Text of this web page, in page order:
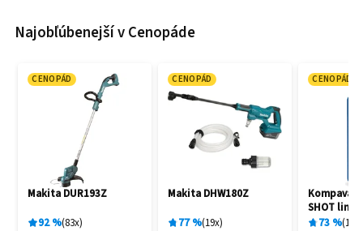
Najobľúbenejší v Cenopáde
CENOPÁD
Makita DUR193Z
92% 83x
CENOPÁD
Makita DHW180Z
77% 19x
CENOPÁD
Kompava
SHOT
73% 1